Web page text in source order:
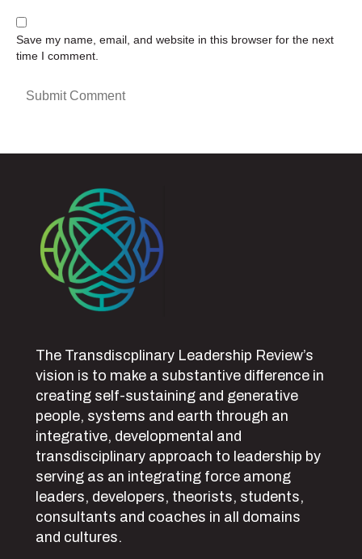
Save my name, email, and website in this browser for the next
time I comment.
The Transdiscplinary Leadership Review’s
vision is to make a substantive difference in
creating self-sustaining and generative
people, systems and earth through an
integrative, developmental and
transdisciplinary approach to leadership by
serving as an integrating force among
leaders, developers, theorists, students,
consultants and coaches in all domains
and cultures.